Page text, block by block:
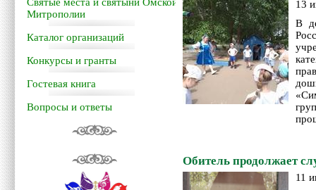
Митрополии
Каталог организаций
Конкурсы и гранты
Гостевая книга
Вопросы и ответы
13
В
Обитель продолжает
11